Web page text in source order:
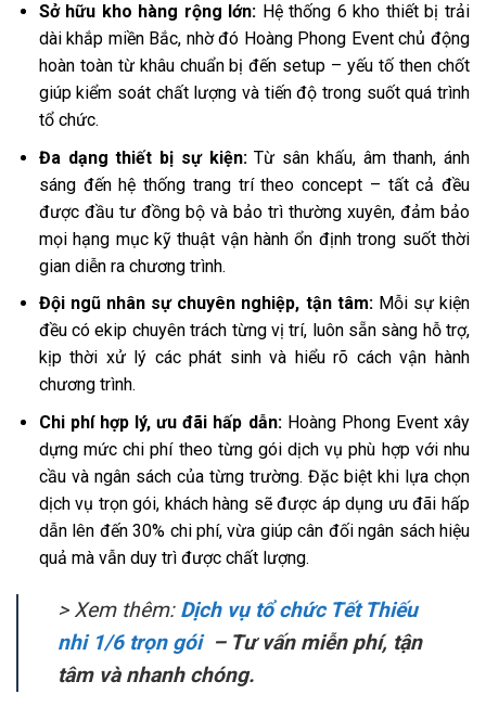
Sở hữu kho hàng rộng lớn: Hệ thống 6 kho thiết bị trải
dài khắp miền Bắc, nhờ đó Hoàng Phong Event chủ động
hoàn toàn từ khâu chuẩn bị đến setup – yếu tố then chốt
giúp kiểm soát chất lượng và tiến độ trong suốt quá trình
tổ chức.
Đa dạng thiết bị sự kiện:Từ sân khấu, âm thanh, ánh
sáng đến hệ thống trang trí theo concept – tất cả đều
được đầu tư đồng bộ và bảo trì thường xuyên, đảm bảo
mọi hạng mục kỹ thuật vận hành ổn định trong suốt thời
gian diễn ra chương trình.
Đội ngũ nhân sự chuyên nghiệp, tận tâm: Mỗi sự kiện
đều có ekip chuyên trách từng vị trí, luôn sẵn sàng hỗ trợ,
kịp thời xử lý các phát sinh và hiểu rõ cách vận hành
chương trình.
Chi phí hợp lý, ưu đãi hấp dẫn: Hoàng Phong Event xây
dựng mức chi phí theo từng gói dịch vụ phù hợp với nhu
cầu và ngân sách của từng trường. Đặc biệt khi lựa chọn
dịch vụ trọn gói, khách hàng sẽ được áp dụng ưu đãi hấp
dẫn lên đến 30% chi phí, vừa giúp cân đối ngân sách hiệu
quả mà vẫn duy trì được chất lượng.
> Xem thêm: Dịch vụ tổ chức Tết Thiếu
nhi 1/6 trọn gói – Tư vấn miễn phí, tận
tâm và nhanh chóng.